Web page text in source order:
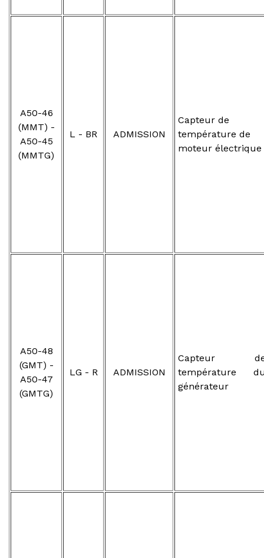
A50-46
(MMT) -
A50-45
(MMTG)
L - BR ADMISSION
Capteur de
température de
moteur électrique
A50-48
(GMT) -
A50-47
(GMTG)
LG - R ADMISSION
Capteur
température
générateur